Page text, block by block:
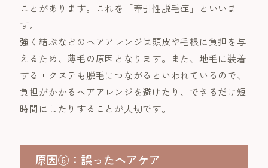
ことがあります。これを「牽引性脱毛症」といいま
す。
強く結ぶなどのヘアアレンジは頭皮や毛根に負担を与
えるため、薄毛の原因となります。また、地毛に装着
するエクステも脱毛につながるといわれているので、
負担がかかるヘアアレンジを避けたり、できるだけ短
時間にしたりすることが大切です。
原因⑥：誤ったヘアケア